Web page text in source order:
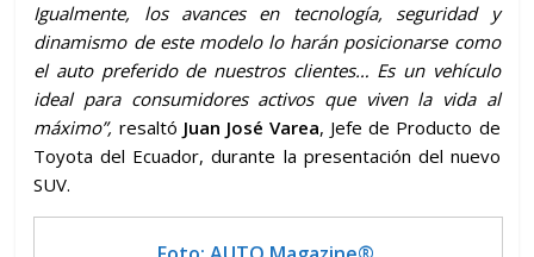
Igualmente, los avances en tecnología, seguridad y
dinamismo de este modelo lo harán posicionarse como
el auto preferido de nuestros clientes… Es un vehículo
ideal para consumidores activos que viven la vida al
máximo”, resaltó Juan José Varea, Jefe de Producto de
Toyota del Ecuador, durante la presentación del nuevo
SUV.